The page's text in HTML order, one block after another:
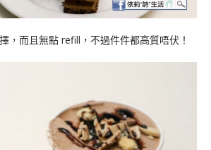
，而且無點 refill，不過件件都高質唔伏！